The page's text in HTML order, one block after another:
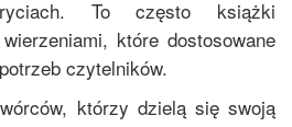
To często książki
które dostosowane
czytelników.
którzy dzielą się swoją